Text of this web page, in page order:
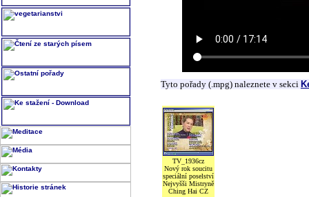
Tyto pořady (.mpg) naleznete v sekci
TV_1936cz
Nový rok soucitu
speciální poselství
Nejvyšši Mistryně
Ching Hai CZ